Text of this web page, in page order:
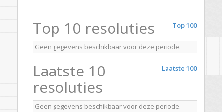
Top 100
Top 10 resoluties
Geen gegevens beschikbaar voor deze periode.
Laatste 100
Laatste 10
resoluties
Geen gegevens beschikbaar voor deze periode.